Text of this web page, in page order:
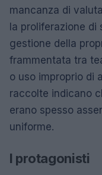
mancanza di
la proliferazione di
gestione della
frammentata tra
o uso improprio di
raccolte indicano
erano spesso
uniforme.
I protagonisti